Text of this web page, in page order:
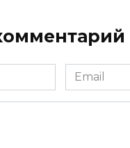
Email
*